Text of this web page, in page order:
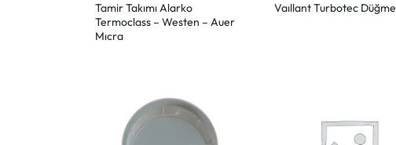
Tamir Takımı Alarko
Termoclass – Westen – Auer
Mıcra
Vaıllant Turbotec Düğme